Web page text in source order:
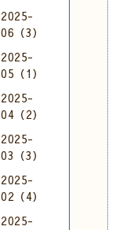
2025-
06（3）
2025-
05（1）
2025-
04（2）
2025-
03（3）
2025-
02（4）
2025-